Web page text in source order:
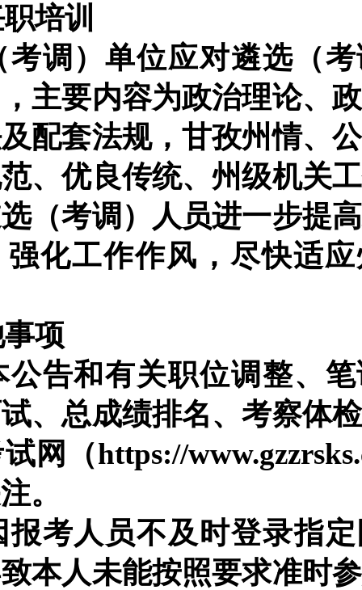
培训
考调）单位应对遴选（
主要内容为政治理论、
配套法规，甘孜州情、
、优良传统、州级机关
（考调）人员进一步提
化工作作风，尽快适
项
公告和有关职位调整、
、总成绩排名、考察体
网
（https://www
。
报考人员不及时登录指
本人未能按照要求准时